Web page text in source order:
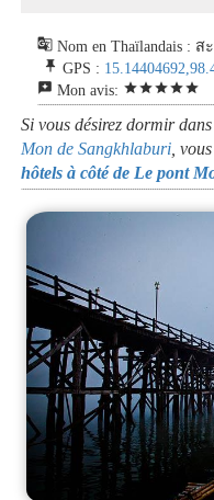
g_translate Nom en Thaïlandais :
push_pin GPS :
reviews Mon avis: starstarstarstarstar
Si vous désirez dormir
Mon de Sangkhlaburi ,
hôtels à côté de Le pont